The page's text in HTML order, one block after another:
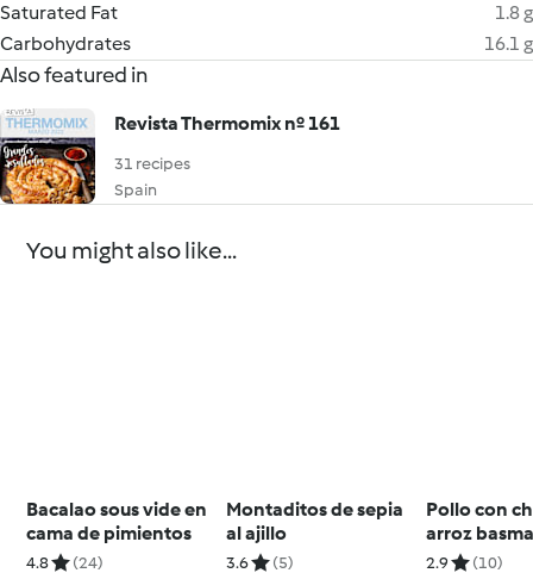
Saturated Fat
1.8 g
Carbohydrates
16.1 g
Also featured in
Revista Thermomix nº 161
31 recipes
Spain
You might also like...
Bacalao sous vide en
cama de pimientos
4.8 (24)
Montaditos de sepia
al ajillo
3.6 (5)
Pollo con
arroz
2.9 (10)